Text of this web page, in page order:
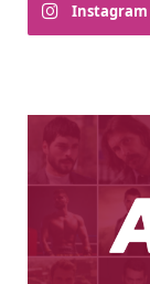
Instagram